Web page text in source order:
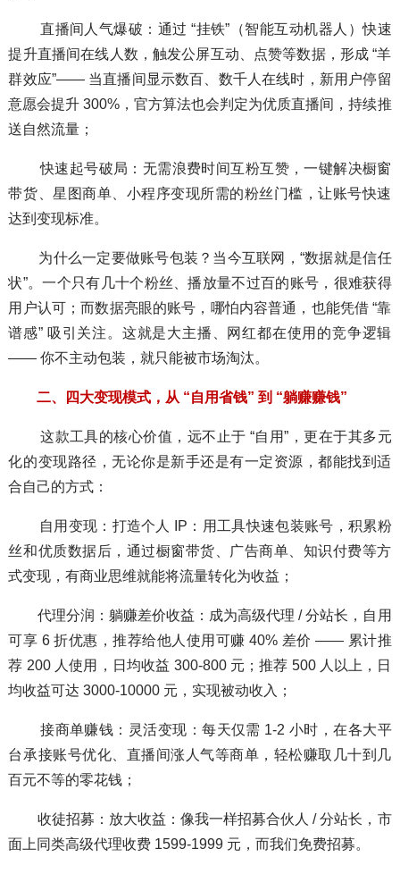
直播间人气爆破：通过 “挂铁”（智能互动机器人）快速
提升直播间在线人数，触发公屏互动、点赞等数据，形成 “羊
群效应”—— 当直播间显示数百、数千人在线时，新用户停留
意愿会提升 300%，官方算法也会判定为优质直播间，持续推
送自然流量；
快速起号破局：无需浪费时间互粉互赞，一键解决橱窗
带货、星图商单、小程序变现所需的粉丝门槛，让账号快速
达到变现标准。
为什么一定要做账号包装？当今互联网，“数据就是信任
状”。一个只有几十个粉丝、播放量不过百的账号，很难获得
用户认可；而数据亮眼的账号，哪怕内容普通，也能凭借 “靠
谱感” 吸引关注。这就是大主播、网红都在使用的竞争逻辑
—— 你不主动包装，就只能被市场淘汰。
二、四大变现模式，从 “自用省钱” 到 “躺赚赚钱”
这款工具的核心价值，远不止于 “自用”，更在于其多元
化的变现路径，无论你是新手还是有一定资源，都能找到适
合自己的方式：
自用变现：打造个人 IP：用工具快速包装账号，积累粉
丝和优质数据后，通过橱窗带货、广告商单、知识付费等方
式变现，有商业思维就能将流量转化为收益；
代理分润：躺赚差价收益：成为高级代理 / 分站长，自用
可享 6 折优惠，推荐给他人使用可赚 40% 差价 —— 累计推
荐 200 人使用，日均收益 300-800 元；推荐 500 人以上，日
均收益可达 3000-10000 元，实现被动收入；
接商单赚钱：灵活变现：每天仅需 1-2 小时，在各大平
台承接账号优化、直播间涨人气等商单，轻松赚取几十到几
百元不等的零花钱；
收徒招募：放大收益：像我一样招募合伙人 / 分站长，市
面上同类高级代理收费 1599-1999 元，而我们免费招募。